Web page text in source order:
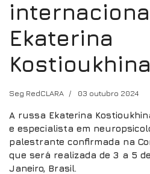
Ekaterina
Kostioukhina
Seg RedCLARA 03 outubro 2024
A russa Ekaterina
e especialista em
palestrante confirmada na
que será realizada de 3 a 5
Janeiro, Brasil.